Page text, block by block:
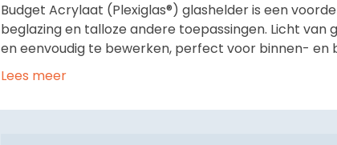
Budget Acrylaat (Plexiglas®) glashelder is een
beglazing en talloze andere toepassingen. Licht van
en eenvoudig te bewerken, perfect voor binnen- en
Lees meer